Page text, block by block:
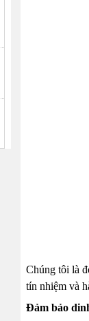
Chúng tôi là
tín nhiệm và
Đảm bảo